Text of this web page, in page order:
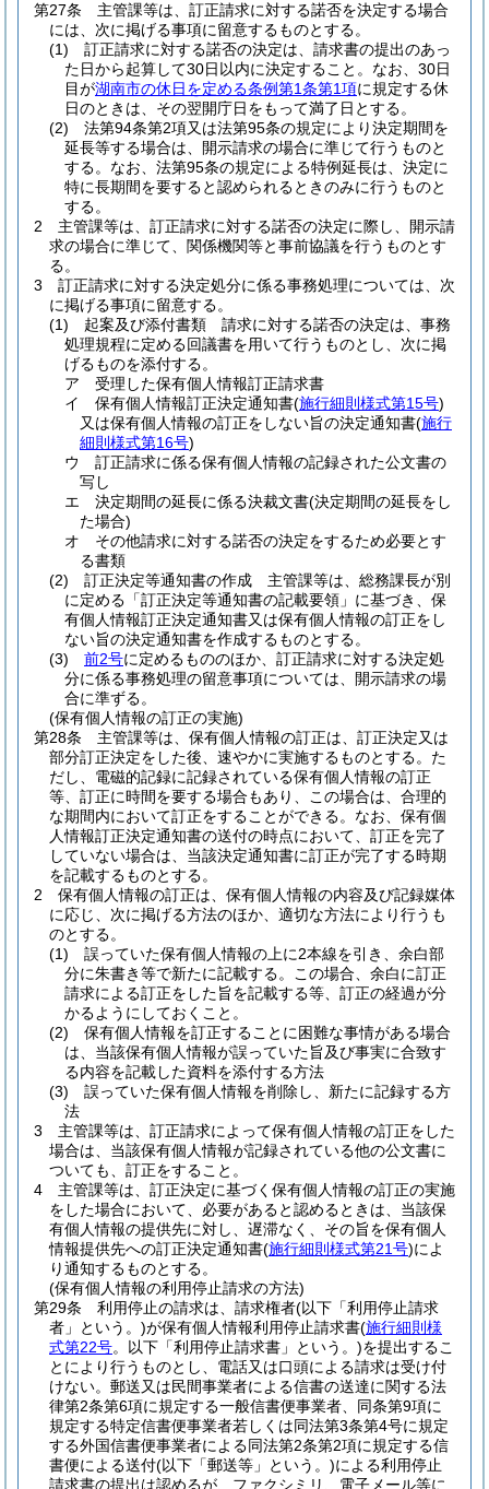
第27条
主管課等は、訂正請求に対する諾否を決定する場合
には、次に掲げる事項に留意するものとする。
(1)
訂正請求に対する諾否の決定は、請求書の提出のあっ
た日から起算して30日以内に決定すること。 なお、30日
目が湖南市の休日を定める条例第1条第1項に規定する休
日のときは、その翌開庁日をもって満了日とする。
(2)
法第94条第2項又は法第95条の規定により決定期間を
延長等する場合は、開示請求の場合に準じて行うものと
する。 なお、法第95条の規定による特例延長は、決定に
特に長期間を要すると認められるときのみに行うものと
する。
2
主管課等は、訂正請求に対する諾否の決定に際し、開示請
求の場合に準じて、関係機関等と事前協議を行うものとす
る。
3
訂正請求に対する決定処分に係る事務処理については、次
に掲げる事項に留意する。
(1)
起案及び添付書類 請求に対する諾否の決定は、事務
処理規程に定める回議書を用いて行うものとし、次に掲
げるものを添付する。
ア
受理した保有個人情報訂正請求書
イ
保有個人情報訂正決定通知書(施行細則様式第15号)
又は保有個人情報の訂正をしない旨の決定通知書(施行
細則様式第16号)
ウ
訂正請求に係る保有個人情報の記録された公文書の
写し
エ
決定期間の延長に係る決裁文書(決定期間の延長をし
た場合)
オ
その他請求に対する諾否の決定をするため必要とす
る書類
(2)
訂正決定等通知書の作成 主管課等は、総務課長が別
に定める「訂正決定等通知書の記載要領」に基づき、保
有個人情報訂正決定通知書又は保有個人情報の訂正をし
ない旨の決定通知書を作成するものとする。
(3)
前2号に定めるもののほか、訂正請求に対する決定処
分に係る事務処理の留意事項については、開示請求の場
合に準ずる。
(保有個人情報の訂正の実施)
第28条
主管課等は、保有個人情報の訂正は、訂正決定又は
部分訂正決定をした後、速やかに実施するものとする。 た
だし、電磁的記録に記録されている保有個人情報の訂正
等、訂正に時間を要する場合もあり、この場合は、合理的
な期間内において訂正をすることができる。 なお、保有個
人情報訂正決定通知書の送付の時点において、訂正を完了
していない場合は、当該決定通知書に訂正が完了する時期
を記載するものとする。
2
保有個人情報の訂正は、保有個人情報の内容及び記録媒体
に応じ、次に掲げる方法のほか、適切な方法により行うも
のとする。
(1)
誤っていた保有個人情報の上に2本線を引き、余白部
分に朱書き等で新たに記載する。
この場合、余白に訂正
請求による訂正をした旨を記載する等、訂正の経過が分
かるようにしておくこと。
(2)
保有個人情報を訂正することに困難な事情がある場合
は、当該保有個人情報が誤っていた旨及び事実に合致す
る内容を記載した資料を添付する方法
(3)
誤っていた保有個人情報を削除し、新たに記録する方
法
3
主管課等は、訂正請求によって保有個人情報の訂正をした
場合は、当該保有個人情報が記録されている他の公文書に
ついても、訂正をすること。
4
主管課等は、訂正決定に基づく保有個人情報の訂正の実施
をした場合において、必要があると認めるときは、当該保
有個人情報の提供先に対し、遅滞なく、その旨を保有個人
情報提供先への訂正決定通知書(施行細則様式第21号)によ
り通知するものとする。
(保有個人情報の利用停止請求の方法)
第29条
利用停止の請求は、請求権者(以下「利用停止請求
者」という。)が保有個人情報利用停止請求書(施行細則様
式第22号。以下「利用停止請求書」という。)を提出するこ
とにより行うものとし、電話又は口頭による請求は受け付
けない。 郵送又は民間事業者による信書の送達に関する法
律第2条第6項に規定する一般信書便事業者、同条第9項に
規定する特定信書便事業者若しくは同法第3条第4号に規定
する外国信書便事業者による同法第2条第2項に規定する信
書便による送付(以下「郵送等」という。)による利用停止
請求書の提出は認めるが、ファクシミリ、電子メール等に